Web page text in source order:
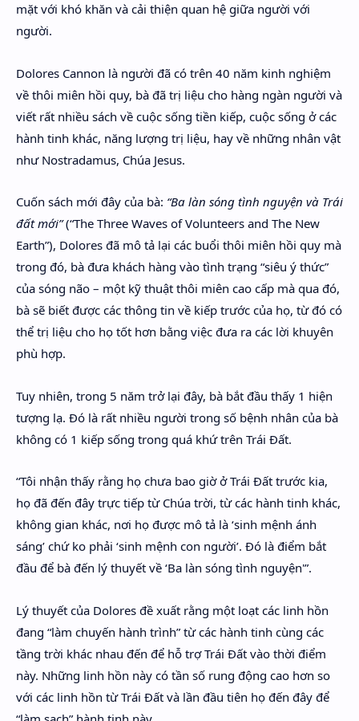
mặt với khó khăn và cải thiện quan hệ giữa người với
người.
Dolores Cannon là người đã có trên 40 năm kinh nghiệm
về thôi miên hồi quy, bà đã trị liệu cho hàng ngàn người và
viết rất nhiều sách về cuộc sống tiền kiếp, cuộc sống ở các
hành tinh khác, năng lượng trị liệu, hay về những nhân vật
như Nostradamus, Chúa Jesus.
Cuốn sách mới đây của bà: “Ba làn sóng tình nguyện và Trái
đất mới”(“The Three Waves of Volunteers and The New
Earth”), Dolores đã mô tả lại các buổi thôi miên hồi quy mà
trong đó, bà đưa khách hàng vào tình trạng “siêu ý thức”
của sóng não – một kỹ thuật thôi miên cao cấp mà qua đó,
bà sẽ biết được các thông tin về kiếp trước của họ, từ đó có
thể trị liệu cho họ tốt hơn bằng việc đưa ra các lời khuyên
phù hợp.
Tuy nhiên, trong 5 năm trở lại đây, bà bắt đầu thấy 1 hiện
tượng lạ. Đó là rất nhiều người trong số bệnh nhân của bà
không có 1 kiếp sống trong quá khứ trên Trái Đất.
“Tôi nhận thấy rằng họ chưa bao giờ ở Trái Đất trước kia,
họ đã đến đây trực tiếp từ Chúa trời, từ các hành tinh khác,
không gian khác, nơi họ được mô tả là ‘sinh mệnh ánh
sáng’ chứ ko phải ‘sinh mệnh con người’. Đó là điểm bắt
đầu để bà đến lý thuyết về ‘Ba làn sóng tình nguyện'”.
Lý thuyết của Dolores đề xuất rằng một loạt các linh hồn
đang “làm chuyến hành trình” từ các hành tinh cùng các
tầng trời khác nhau đến để hỗ trợ Trái Đất vào thời điểm
này. Những linh hồn này có tần số rung động cao hơn so
với các linh hồn từ Trái Đất và lần đầu tiên họ đến đây để